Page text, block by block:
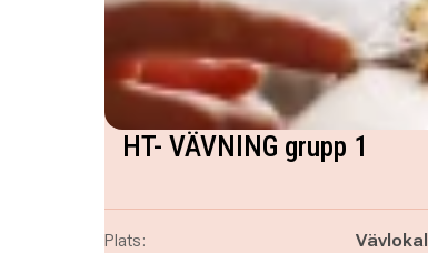
HT- VÄVNING grupp 1
Plats:
Vävlokal